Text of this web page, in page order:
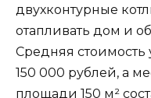
двухконтурные
отапливать дом и
Средняя стоимость
150 000 рублей, а
площади 150 м²